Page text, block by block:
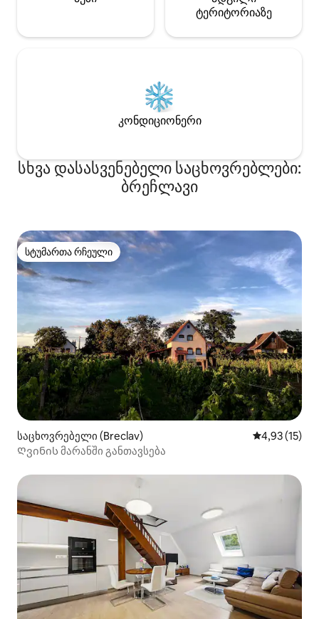
ტერიტორიაზე
კონდიციონერი
სხვა დასასვენებელი საცხოვრებლები:
ბრეჩლავი
სტუმართა რჩეული
სტუმართა რჩეული
საცხოვრებელი (Breclav) საშუალო
4,93 (15)
Ღვინის მარანში განთავსება